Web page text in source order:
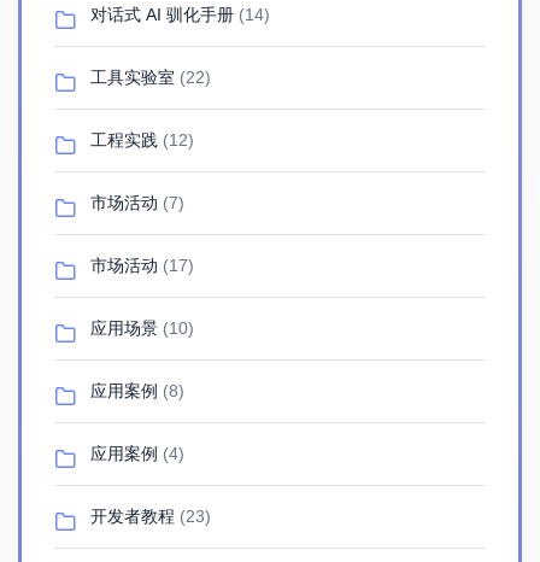
对话式 AI 驯化手册 (14)
工具实验室 (22)
工程实践 (12)
市场活动 (7)
市场活动 (17)
应用场景 (10)
应用案例 (8)
应用案例 (4)
开发者教程 (23)